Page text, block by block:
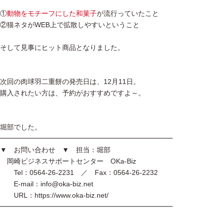
①動物をモチーフにした和菓子が流行っていたこと
②猫ネタがWEB上で拡散しやすいということ
そして見事にヒット商品となりました。
次回の肉球羽二重餅の発売日は、12月11日。
購入されたい方は、予約がおすすめですよ～。
堀部でした。
━━━━━━━━━━━━━━━━━━━━━━━━━
▼ お問い合わせ ▼ 担当：堀部
岡崎ビジネスサポートセンター OKa-Biz
Tel：0564-26-2231 ／ Fax：0564-26-2232
E-mail：info@oka-biz.net
URL：https://www.oka-biz.net/
━━━━━━━━━━━━━━━━━━━━━━━━━